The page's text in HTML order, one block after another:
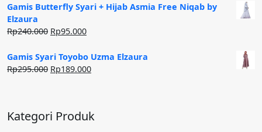
Gamis Butterfly Syari + Hijab Asmia Free Niqab by
Elzaura
Rp240.000 Harga
adalah:
Rp240.000.
Rp95.000Harga
ini
adalah:
Gamis Syari Toyobo Uzma Elzaura
Rp295.000 Harga
Rp189.000Harga
Rp189.000.
Kategori Produk